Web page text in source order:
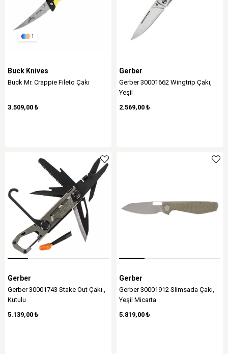
1
Buck Knives
Buck Mr. Crappie Fileto Çakı
3.509,00 ₺
Gerber
Gerber 30001662 Wingtrip Çakı,
Yeşil
2.569,00 ₺
Gerber
Gerber 30001743 Stake Out Çakı ,
Kutulu
5.139,00 ₺
Gerber
Gerber 30001912 Slimsada Çakı,
Yeşil Micarta
5.819,00 ₺